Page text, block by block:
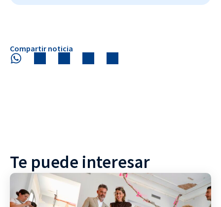
Compartir noticia
Te puede interesar